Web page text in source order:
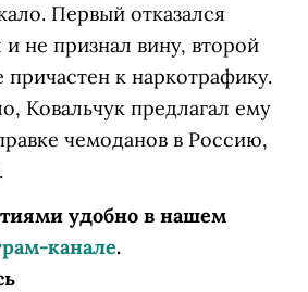
Первый отказался
и не признал вину, второй
причастен к наркотрафику.
Ковальчук предлагал ему
чемоданов в Россию,
удобно в нашем
канале.